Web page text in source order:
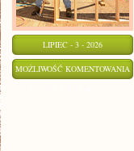
LIPIEC - 3 - 2026
MOŻLIWOŚĆ KOMENTOWANIA